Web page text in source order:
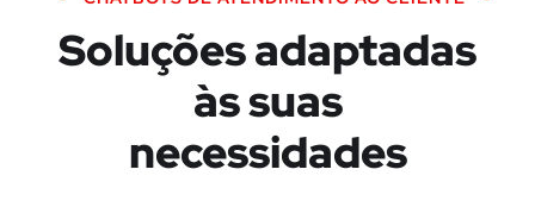
Soluções adaptadas
às suas
necessidades